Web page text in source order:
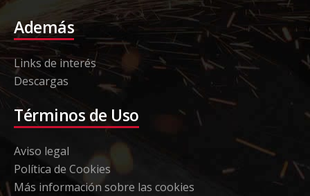
Además
Links de interés
Descargas
Términos de Uso
Aviso legal
Política de Cookies
Más información sobre las cookies